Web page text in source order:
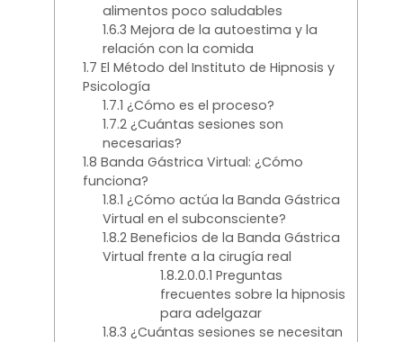
alimentos poco saludables
1.6.3 Mejora de la autoestima y la
relación con la comida
1.7 El Método del Instituto de Hipnosis y
Psicología
1.7.1 ¿Cómo es el proceso?
1.7.2¿Cuántas sesiones son
necesarias?
1.8 Banda Gástrica Virtual: ¿Cómo
funciona?
1.8.1 ¿Cómo actúa la Banda Gástrica
Virtual en el subconsciente?
1.8.2Beneficios de la Banda Gástrica
Virtual frente a la cirugía real
1.8.2.0.0.1 Preguntas
frecuentes sobre la hipnosis
para adelgazar
1.8.3 ¿Cuántas sesiones se necesitan